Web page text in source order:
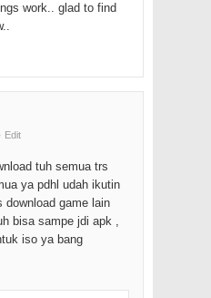
work.. glad to find
· Edit
tuh semua trs
ya pdhl udah ikutin
download game lain
bisa sampe jdi apk ,
iso ya bang